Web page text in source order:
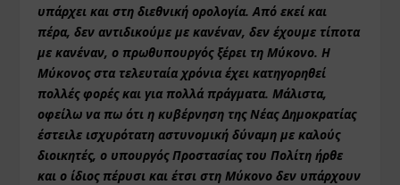
υπάρχει και στη διεθνική ορολογία. Από εκεί και
πέρα, δεν αντιδικούμε με κανέναν, δεν έχουμε τίποτα
με κανέναν, ο πρωθυπουργός ξέρει τη Μύκονο. Η
Μύκονος στα τελευταία χρόνια έχει κατηγορηθεί
πολλές φορές και για πολλά πράγματα. Μάλιστα,
οφείλω να πω ότι η κυβέρνηση της Νέας Δημοκρατίας
έστειλε ισχυρότατη αστυνομική δύναμη με καλούς
διοικητές, ο υπουργός Προστασίας του Πολίτη ήρθε
και ο ίδιος πέρυσι και έτσι στη Μύκονο δεν υπάρχουν